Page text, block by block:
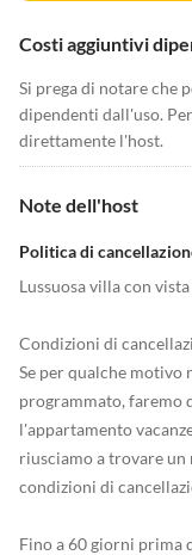
Costi aggiuntivi
Si prega di notare che
dipendenti dall'uso.
direttamente l'host.
Note dell'host
Politica di
Lussuosa villa con
Condizioni di
Se per qualche
programmato, faremo
l'appartamento
riusciamo a trovare un
condizioni di
Fino a 60 giorni prima